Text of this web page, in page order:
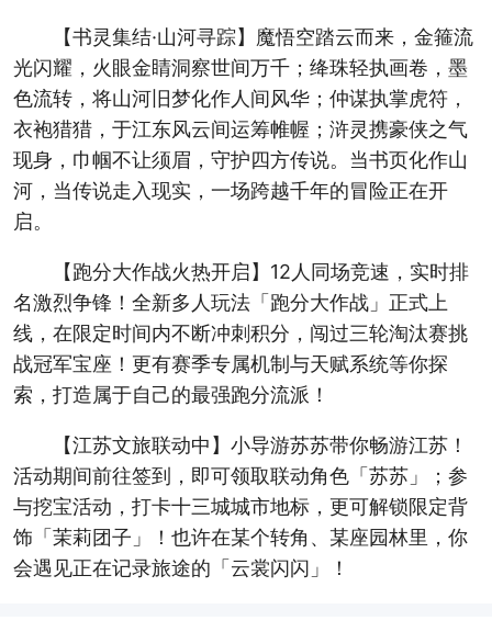
【书灵集结·山河寻踪】魔悟空踏云而来，金箍流
光闪耀，火眼金睛洞察世间万千；绛珠轻执画卷，墨
色流转，将山河旧梦化作人间风华；仲谋执掌虎符，
衣袍猎猎，于江东风云间运筹帷幄；浒灵携豪侠之气
现身，巾帼不让须眉，守护四方传说。当书页化作山
河，当传说走入现实，一场跨越千年的冒险正在开
启。
【跑分大作战火热开启】12人同场竞速，实时排
名激烈争锋！全新多人玩法「跑分大作战」正式上
线，在限定时间内不断冲刺积分，闯过三轮淘汰赛挑
战冠军宝座！更有赛季专属机制与天赋系统等你探
索，打造属于自己的最强跑分流派！
【江苏文旅联动中】小导游苏苏带你畅游江苏！
活动期间前往签到，即可领取联动角色「苏苏」；参
与挖宝活动，打卡十三城城市地标，更可解锁限定背
饰「茉莉团子」！也许在某个转角、某座园林里，你
会遇见正在记录旅途的「云裳闪闪」！